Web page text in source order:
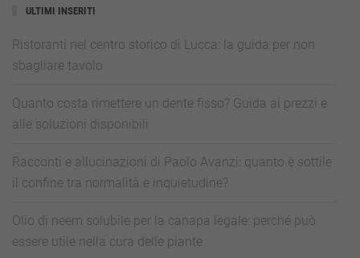
ULTIMI INSERITI
Ristoranti nel centro storico di Lucca: la guida per non
sbagliare tavolo
Quanto costa rimettere un dente fisso? Guida ai prezzi e
alle soluzioni disponibili
Racconti e allucinazioni di Paolo Avanzi: quanto è sottile
il confine tra normalità e inquietudine?
Olio di neem solubile per la canapa legale: perché può
essere utile nella cura delle piante